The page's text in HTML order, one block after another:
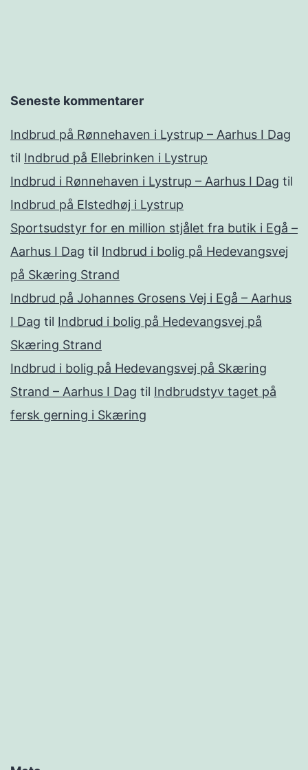
Seneste kommentarer
Indbrud på Rønnehaven i Lystrup – Aarhus I Dag
til Indbrud på Ellebrinken i Lystrup
Indbrud i Rønnehaven i Lystrup – Aarhus I Dag til
Indbrud på Elstedhøj i Lystrup
Sportsudstyr for en million stjålet fra butik i Egå –
Aarhus I Dag til Indbrud i bolig på Hedevangsvej
på Skæring Strand
Indbrud på Johannes Grosens Vej i Egå – Aarhus
I Dag til Indbrud i bolig på Hedevangsvej på
Skæring Strand
Indbrud i bolig på Hedevangsvej på Skæring
Strand – Aarhus I Dag til Indbrudstyv taget på
fersk gerning i Skæring